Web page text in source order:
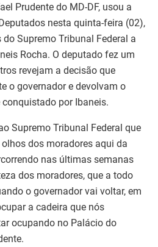
Prudente do MD-DF, usou a
nesta quinta-feira (02),
Supremo Tribunal Federal a
Rocha. O deputado fez um
revejam a decisão que
o governador e devolvam o
por Ibaneis.
Supremo Tribunal Federal que
dos moradores aqui da
nas últimas semanas
dos moradores, que a todo
o governador vai voltar, em
a cadeira que nós
ocupando no Palácio do